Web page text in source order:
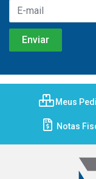
Meus
Notas